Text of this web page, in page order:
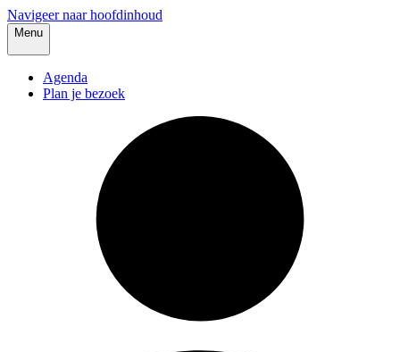
Navigeer naar hoofdinhoud
Menu
Agenda
Plan je bezoek